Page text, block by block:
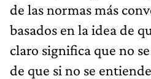
de las normas más
basados en la idea de
claro significa que no
de que si no se